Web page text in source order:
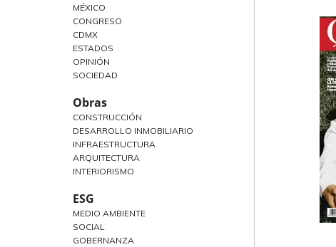
MÉXICO
CONGRESO
CDMX
ESTADOS
OPINIÓN
SOCIEDAD
Obras
CONSTRUCCIÓN
DESARROLLO INMOBILIARIO
INFRAESTRUCTURA
ARQUITECTURA
INTERIORISMO
ESG
MEDIO AMBIENTE
SOCIAL
GOBERNANZA